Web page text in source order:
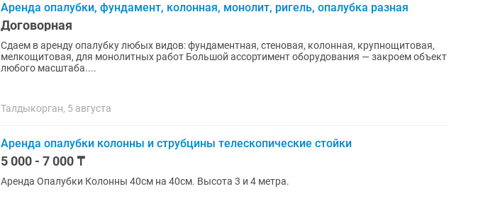
Аренда опалубки, фундамент, колонная, монолит, ригель, опалубка разная
Договорная
Сдаем в аренду опалубку любых видов: фундаментная, стеновая, колонная, крупнощитовая,
мелкощитовая, для монолитных работ Большой ассортимент оборудования — закроем объект
любого масштаба....
Талдыкорган, 5 августа
Аренда опалубки колонны и струбцины телескопические стойки
5 000 - 7 000 ₸
Аренда Опалубки Колонны 40см на 40см. Высота 3 и 4 метра.